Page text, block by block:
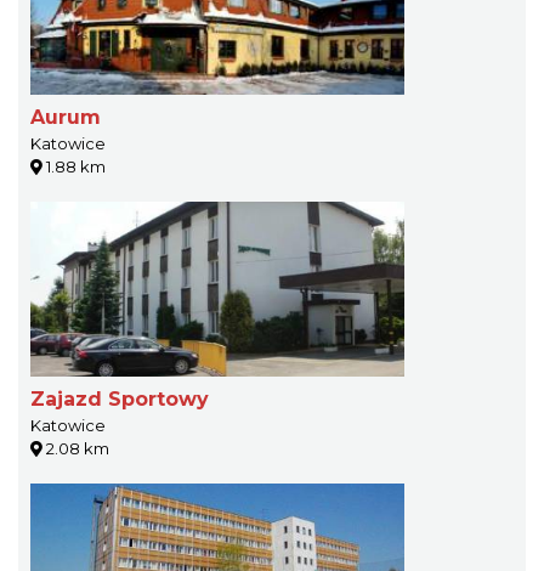
Aurum
Katowice
1.88 km
Zajazd Sportowy
Katowice
2.08 km